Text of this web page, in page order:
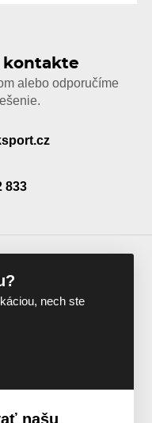
kontakte
alebo odporučíme
833
nech ste
našu